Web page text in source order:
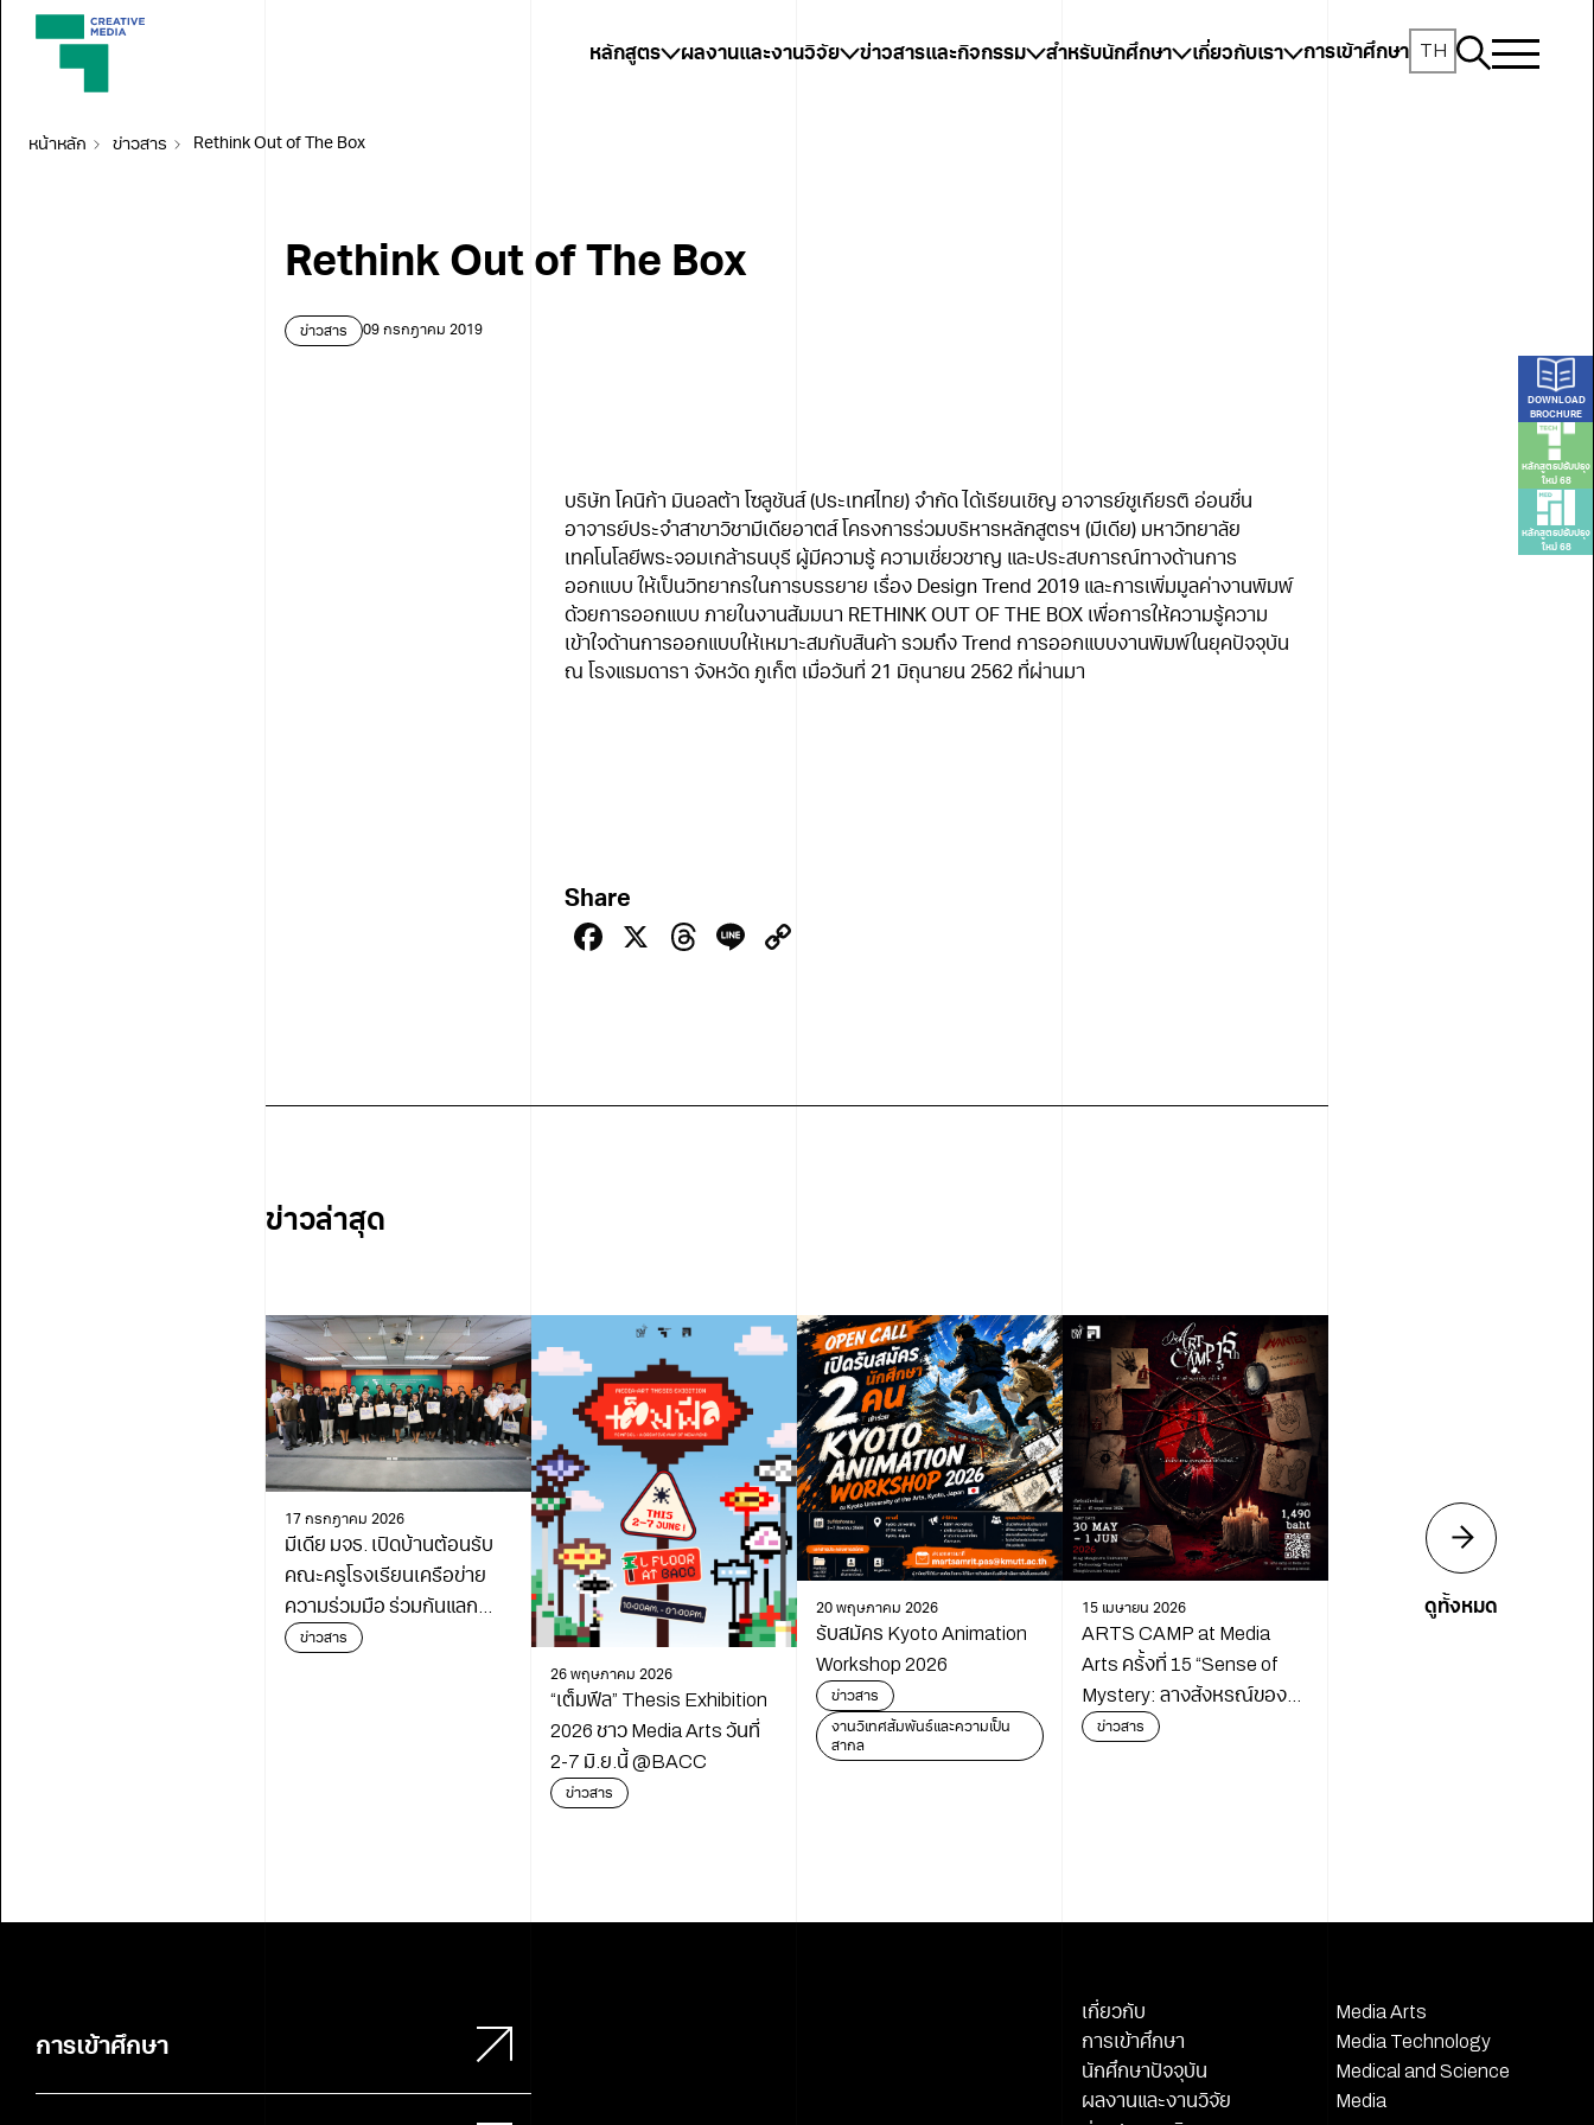
หลักสูตร ผลงานและงานวิจัย ข่าวสารและกิจกรรม สำหรับนักศึกษา เกี่ยวกับเรา การเข้าศึกษา TH
DOWNLOAD
BROCHURE
หลักสูตรปรับปรุง
ใหม่ 68
หลักสูตรปรับปรุง
ใหม่ 68
หน้าหลัก ข่าวสาร Rethink Out of The Box
Rethink Out of The Box
ข่าวสาร 09 กรกฎาคม 2019
บริษัท โคนิก้า มินอลต้า โซลูชันส์ (ประเทศไทย) จำกัด ได้เรียนเชิญ อาจารย์ชูเกียรติ อ่อนชื่น
อาจารย์ประจำสาขาวิชามีเดียอาตส์ โครงการร่วมบริหารหลักสูตรฯ (มีเดีย) มหาวิทยาลัย
เทคโนโลยีพระจอมเกล้าธนบุรี ผู้มีความรู้ ความเชี่ยวชาญ และประสบการณ์ทางด้านการ
ออกแบบ ให้เป็นวิทยากรในการบรรยาย เรื่อง Design Trend 2019 และการเพิ่มมูลค่างานพิมพ์
ด้วยการออกแบบ ภายในงานสัมมนา RETHINK OUT OF THE BOX เพื่อการให้ความรู้ความ
เข้าใจด้านการออกแบบให้เหมาะสมกับสินค้า รวมถึง Trend การออกแบบงานพิมพ์ในยุคปัจจุบัน
ณ โรงแรมดารา จังหวัด ภูเก็ต เมื่อวันที่ 21 มิถุนายน 2562 ที่ผ่านมา
Share
Facebook
X Threads
Line
ข่าวล่าสุด
17 กรกฎาคม 2026
มีเดีย มจธ. เปิดบ้านต้อนรับ
คณะครูโรงเรียนเครือข่าย
ความร่วมมือ ร่วมกันแลก
เปลี่ยนเรียนรู้เดินหน้า
ข่าวสาร
26 พฤษภาคม 2026
“เต็มฟีล” Thesis Exhibition
2026 ชาว Media Arts วันที่
2-7 มิ.ย.นี้ @BACC
ข่าวสาร
20 พฤษภาคม 2026
รับสมัคร Kyoto Animation
Workshop 2026
ข่าวสาร
งานวิเทศสัมพันธ์และความเป็น
สากล
15 เมษายน 2026
ARTS CAMP at Media
Arts ครั้งที่ 15 “Sense of
Mystery: ลางสังหรณ์ของ
นักสืบ”
ข่าวสาร
ดูทั้งหมด
การเข้าศึกษา
เกี่ยวกับ
การเข้าศึกษา
นักศึกษาปัจจุบัน
ผลงานและงานวิจัย
Media Arts
Media Technology
Medical and Science
Media